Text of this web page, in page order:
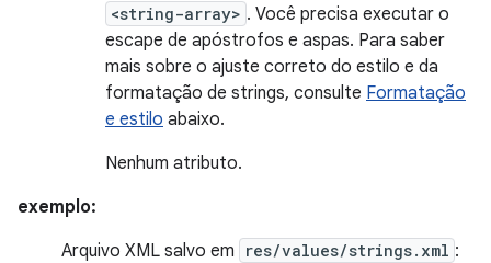
<string-array> . Você precisa executar o
escape de apóstrofos e aspas. Para saber
mais sobre o ajuste correto do estilo e da
formatação de strings, consulte Formatação
e estilo abaixo.
Nenhum atributo.
exemplo:
Arquivo XML salvo em
res/values/strings.xml :